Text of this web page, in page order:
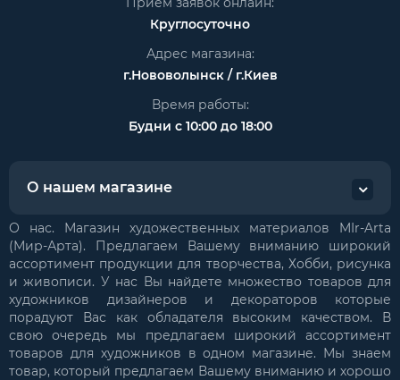
Круглосуточно
Адрес магазина:
г.Нововолынск / г.Киев
Время работы:
Будни с 10:00 до 18:00
О нашем магазине
О нас. Магазин художественных материалов MIr-Arta
(Мир-Арта). Предлагаем Вашему вниманию широкий
ассортимент продукции для творчества, Хобби, рисунка
и живописи. У нас Вы найдете множество товаров для
художников дизайнеров и декораторов которые
порадуют Вас как обладателя высоким качеством. В
свою очередь мы предлагаем широкий ассортимент
товаров для художников в одном магазине. Мы знаем
товар, который предлагаем Вашему вниманию и хорошо